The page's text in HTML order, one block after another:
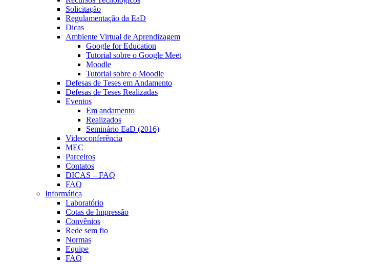
Solicitação
Regulamentação da EaD
Dicas
Ambiente Virtual de Aprendizagem
Google for Education
Tutorial sobre o Google Meet
Moodle
Tutorial sobre o Moodle
Defesas de Teses em Andamento
Defesas de Teses Realizadas
Eventos
Em andamento
Realizados
Seminário EaD (2016)
Videoconferência
MEC
Parceiros
Contatos
DICAS – FAQ
FAQ
Informática
Laboratório
Cotas de Impressão
Convênios
Rede sem fio
Normas
Equipe
FAQ